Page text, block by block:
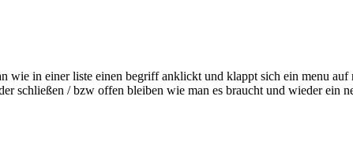
wie in einer liste einen begriff anklickt und klappt sich ein menu
schließen / bzw offen bleiben wie man es braucht und wieder ein